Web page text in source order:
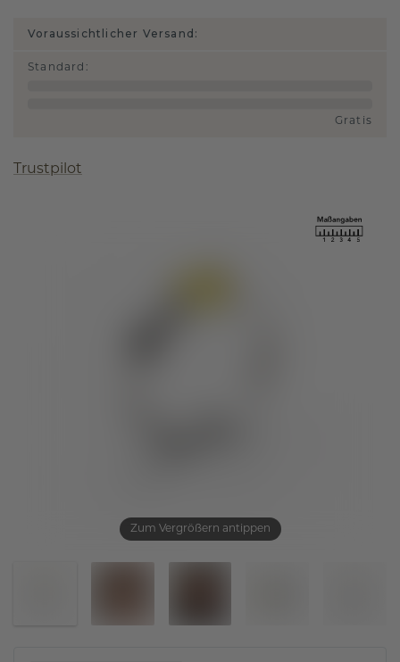
Zum Vergrößern antippen
Voraussichtlicher Versand:
Standard :
Gratis
Trustpilot